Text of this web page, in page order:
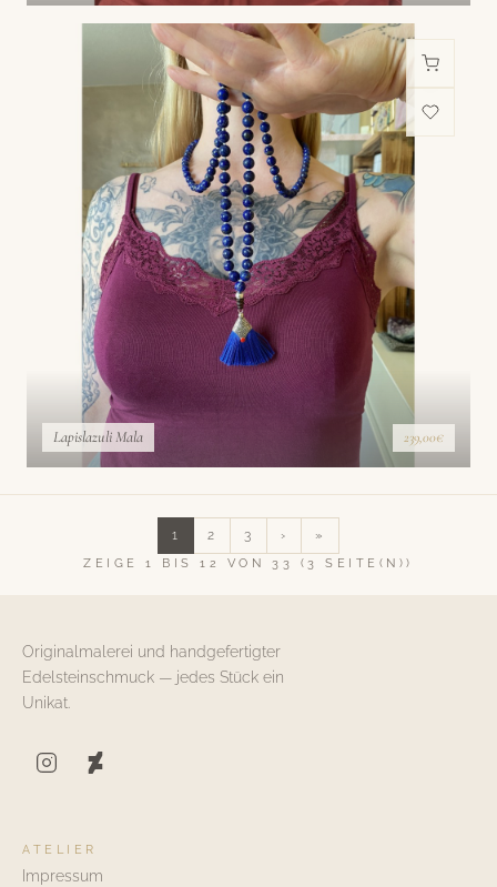
Lapislazuli Mala 239,00€
1 2 3 › »
ZEIGE 1 BIS 12 VON 33 (3 SEITE(N))
Originalmalerei und handgefertigter
Edelsteinschmuck — jedes Stück ein
Unikat.
ATELIER
Impressum